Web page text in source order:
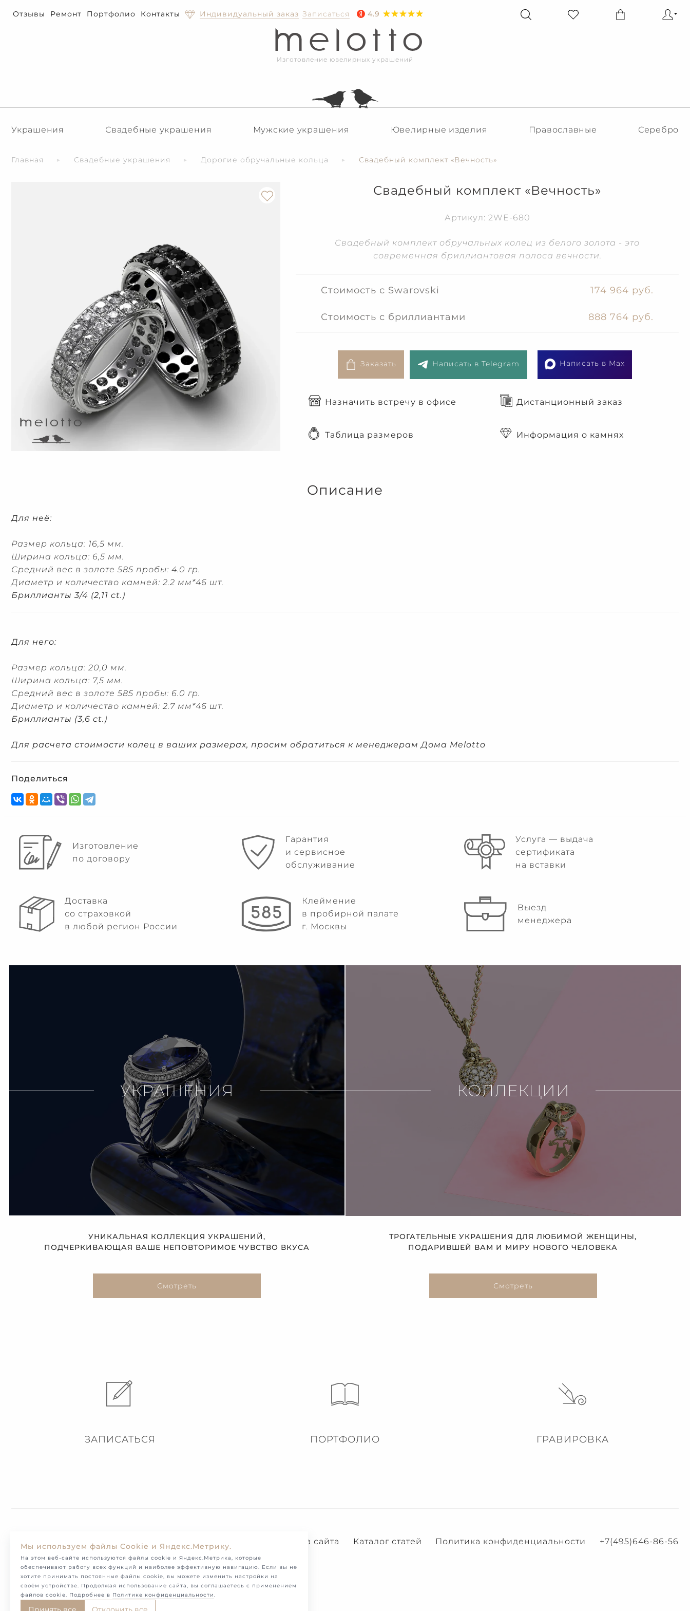
Отзывы Ремонт Портфолио Контакты Индивидуальный заказ Записаться 4.9
Изготовление ювелирных украшений
Украшения Свадебные украшения Мужские украшения Ювелирные изделия Православные Серебро
Главная Свадебные украшения Дорогие обручальные кольца Свадебный комплект «Вечность»
Свадебный комплект «Вечность»
Артикул: 2WE-680
Свадебный комплект обручальных колец из белого золота - это
современная бриллиантовая полоса вечности.
Стоимость с Swarovski 174 964 руб.
Стоимость с бриллиантами 888 764 руб.
Заказать Написать в Telegram Написать в Max
Назначить встречу в офисе Дистанционный заказ
Таблица размеров Информация о камнях
Описание
Для неё:
Размер кольца: 16,5 мм.
Ширина кольца: 6,5 мм.
Средний вес в золоте 585 пробы: 4.0 гр.
Диаметр и количество камней: 2.2 мм*46 шт.
Бриллианты 3/4 (2,11 ct.)
Для него:
Размер кольца: 20,0 мм.
Ширина кольца: 7,5 мм.
Средний вес в золоте 585 пробы: 6.0 гр.
Диаметр и количество камней: 2.7 мм*46 шт.
Бриллианты (3,6 ct.)
Для расчета стоимости колец в ваших размерах, просим обратиться к менеджерам Дома Melotto
Поделиться
Изготовление
по договору
Гарантия
и сервисное
обслуживание
Услуга — выдача
сертификата
на вставки
Доставка
со страховкой
в любой регион России
Клеймение
в пробирной палате
г. Москвы
Выезд
менеджера
УКРАШЕНИЯ
УНИКАЛЬНАЯ КОЛЛЕКЦИЯ УКРАШЕНИЙ,
ПОДЧЕРКИВАЮЩАЯ ВАШЕ НЕПОВТОРИМОЕ ЧУВСТВО ВКУСА
Смотреть
КОЛЛЕКЦИИ
ТРОГАТЕЛЬНЫЕ УКРАШЕНИЯ ДЛЯ ЛЮБИМОЙ ЖЕНЩИНЫ,
ПОДАРИВШЕЙ ВАМ И МИРУ НОВОГО ЧЕЛОВЕКА
Смотреть
ЗАПИСАТЬСЯ ПОРТФОЛИО ГРАВИРОВКА
Карта сайта Каталог статей Политика конфиденциальности +7(495)646-86-56
Мы используем файлы Cookie и Яндекс.Метрику.
На этом веб-сайте используются файлы cookie и Яндекс.Метрика, которые
обеспечивают работу всех функций и наиболее эффективную навигацию. Если вы не
хотите принимать постоянные файлы cookie, вы можете изменить настройки на
своём устройстве. Продолжая использование сайта, вы соглашаетесь с применением
файлов cookie. Подробнее в Политике конфиденциальности.